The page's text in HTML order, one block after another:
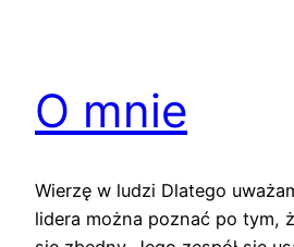
O mnie
Wierzę w ludzi Dlatego
lidera można poznać po tym,